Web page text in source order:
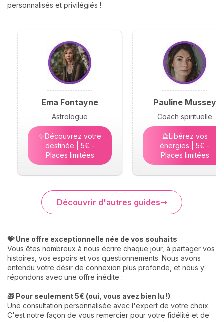
personnalisés et privilégiés !
Ema Fontayne
Astrologue
✨Découvrez votre
destinée | 5€ -
Places limitées
Pauline Mussey
Coach spirituelle
🔮Libérez vos
énergies | 5€ -
Places limitées
Découvrir d'autres guides
💝 Une offre exceptionnelle née de vos souhaits
Vous êtes nombreux à nous écrire chaque jour, à partager vos
histoires, vos espoirs et vos questionnements. Nous avons
entendu votre désir de connexion plus profonde, et nous y
répondons avec une offre inédite :
🎁 Pour seulement 5€ (oui, vous avez bien lu !)
Une consultation personnalisée avec l'expert de votre choix.
C'est notre façon de vous remercier pour votre fidélité et de